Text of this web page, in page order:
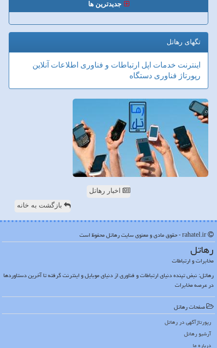
جدیدترین ها
تگهای رهاتل
اینترنت خدمات اپل ارتباطات و فناوری اطلاعات آنلاین
رپورتاژ فناوری دستگاه
اخبار رهاتل
بازگشت به خانه
رهاتل
مخابرات و ارتباطات
رهاتل: نبض تپنده دنیای ارتباطات و فناوری از دنیای موبایل و اینترنت گرفته تا آخرین دستاوردها
در عرصه مخابرات
صفحات رهاتل
رپورتاژآگهی در رهاتل
آرشیو رهاتل
درباره ما